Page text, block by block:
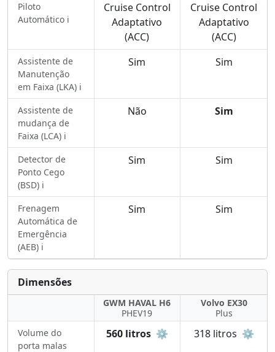
Piloto
Automático ℹ️
Cruise Control
Adaptativo
(ACC)
Cruise Control
Adaptativo
(ACC)
Assistente de
Manutenção
em Faixa (LKA) ℹ️
Sim Sim
Assistente de
mudança de
Faixa (LCA) ℹ️
Não Sim
Detector de
Ponto Cego
(BSD) ℹ️
Sim Sim
Frenagem
Automática de
Emergência
(AEB) ℹ️
Sim Sim
Dimensões
GWM HAVAL H6
PHEV19
Volvo EX30
Plus
Volume do
porta malas
560 litros ⚙️ 318 litros ⚙️